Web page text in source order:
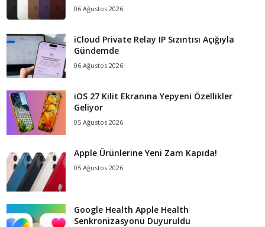
06 Ağustos 2026
iCloud Private Relay IP Sızıntısı Açığıyla
Gündemde
06 Ağustos 2026
iOS 27 Kilit Ekranına Yepyeni Özellikler
Geliyor
05 Ağustos 2026
Apple Ürünlerine Yeni Zam Kapıda!
05 Ağustos 2026
Google Health Apple Health
Senkronizasyonu Duyuruldu